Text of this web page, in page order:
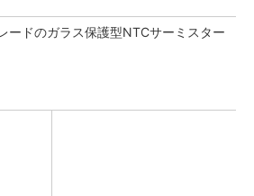
ードのガラス保護型NTCサーミスター